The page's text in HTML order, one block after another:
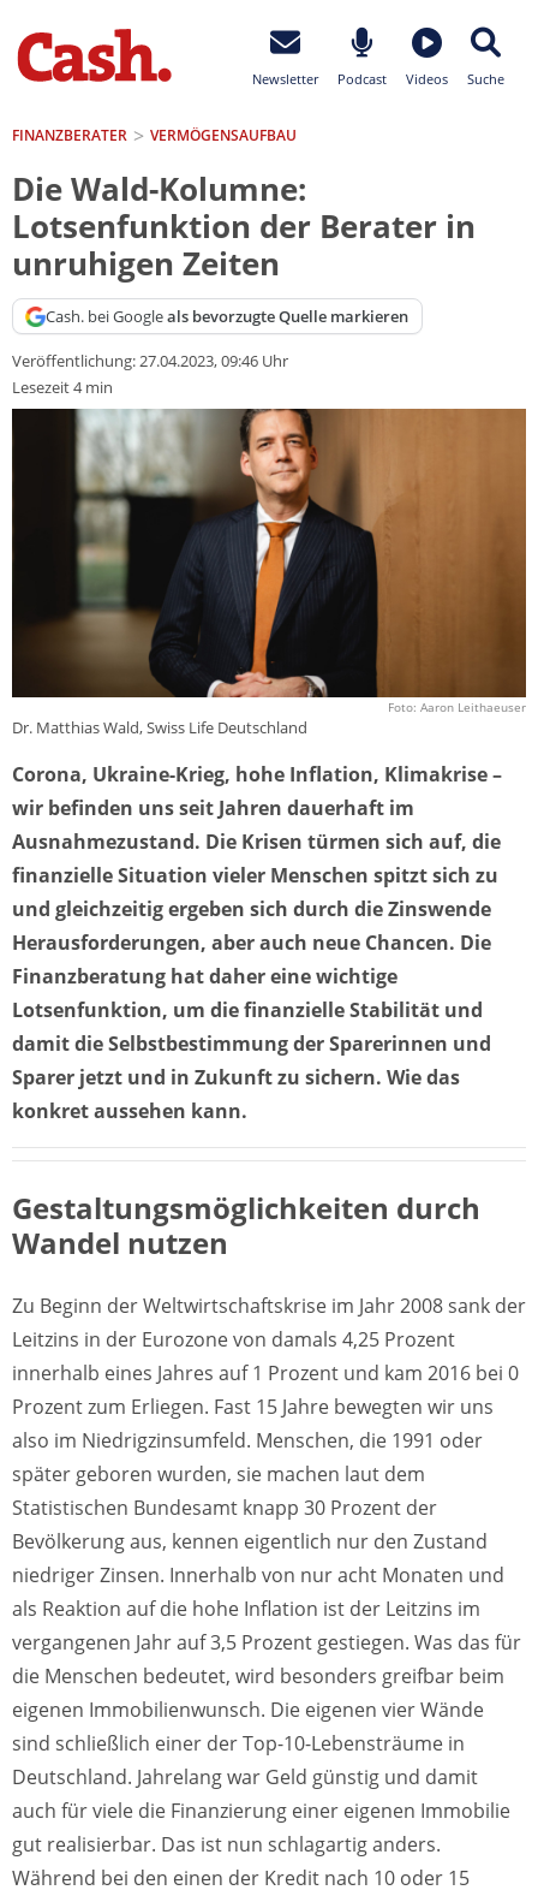
Newsletter Podcast Videos Suche
FINANZBERATER VERMÖGENSAUFBAU
Die Wald-Kolumne:
Lotsenfunktion der Berater in
unruhigen Zeiten
Cash. bei Googleals bevorzugte Quelle markieren
Veröffentlichung:27.04.2023, 09:46 Uhr
Lesezeit 4 min
Foto: Aaron Leithaeuser
Dr. Matthias Wald, Swiss Life Deutschland
Corona, Ukraine-Krieg, hohe Inflation, Klimakrise –
wir befinden uns seit Jahren dauerhaft im
Ausnahmezustand. Die Krisen türmen sich auf, die
finanzielle Situation vieler Menschen spitzt sich zu
und gleichzeitig ergeben sich durch die Zinswende
Herausforderungen, aber auch neue Chancen. Die
Finanzberatung hat daher eine wichtige
Lotsenfunktion, um die finanzielle Stabilität und
damit die Selbstbestimmung der Sparerinnen und
Sparer jetzt und in Zukunft zu sichern. Wie das
konkret aussehen kann.
Gestaltungsmöglichkeiten durch
Wandel nutzen
Zu Beginn der Weltwirtschaftskrise im Jahr 2008 sank der
Leitzins in der Eurozone von damals 4,25 Prozent
innerhalb eines Jahres auf 1 Prozent und kam 2016 bei 0
Prozent zum Erliegen. Fast 15 Jahre bewegten wir uns
also im Niedrigzinsumfeld. Menschen, die 1991 oder
später geboren wurden, sie machen laut dem
Statistischen Bundesamt knapp 30 Prozent der
Bevölkerung aus, kennen eigentlich nur den Zustand
niedriger Zinsen. Innerhalb von nur acht Monaten und
als Reaktion auf die hohe Inflation ist der Leitzins im
vergangenen Jahr auf 3,5 Prozent gestiegen. Was das für
die Menschen bedeutet, wird besonders greifbar beim
eigenen Immobilienwunsch. Die eigenen vier Wände
sind schließlich einer der Top-10-Lebensträume in
Deutschland. Jahrelang war Geld günstig und damit
auch für viele die Finanzierung einer eigenen Immobilie
gut realisierbar. Das ist nun schlagartig anders.
Während bei den einen der Kredit nach 10 oder 15